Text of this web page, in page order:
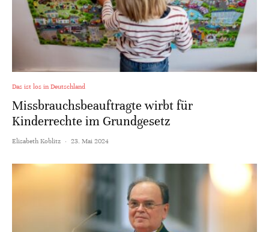
Das ist los in Deutschland
Missbrauchsbeauftragte wirbt für
Kinderrechte im Grundgesetz
Elisabeth Koblitz · 23. Mai 2024